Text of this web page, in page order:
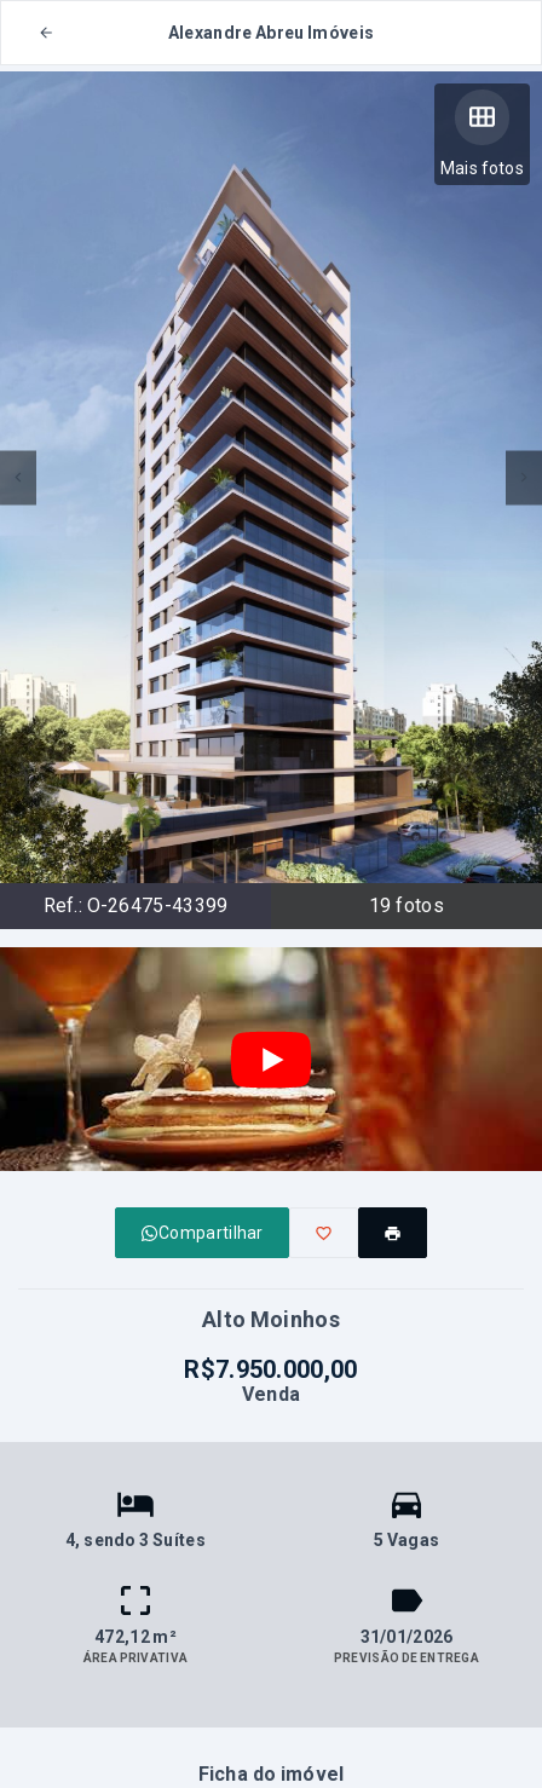
Alexandre Abreu Imóveis
Mais fotos
Ref.: O-26475-43399 19 fotos
Compartilhar
Alto Moinhos
R$7.950.000,00
Venda
4, sendo 3 Suítes 5 Vagas
472,12 m²
ÁREA PRIVATIVA
31/01/2026
PREVISÃO DE ENTREGA
Ficha do imóvel